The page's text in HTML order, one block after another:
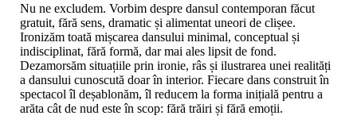
Nu ne excludem. Vorbim despre dansul contemporan făcut
gratuit, fără sens, dramatic și alimentat uneori de clișee.
Ironizăm toată mișcarea dansului minimal, conceptual și
indisciplinat, fără formă, dar mai ales lipsit de fond.
Dezamorsăm situațiile prin ironie, râs și ilustrarea unei realități
a dansului cunoscută doar în interior. Fiecare dans construit în
spectacol îl deșablonăm, îl reducem la forma inițială pentru a
arăta cât de nud este în scop: fără trăiri și fără emoții.